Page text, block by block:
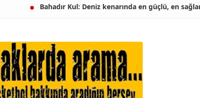
Bahadır Kul: Deniz kenarında en güçlü, en sağlam